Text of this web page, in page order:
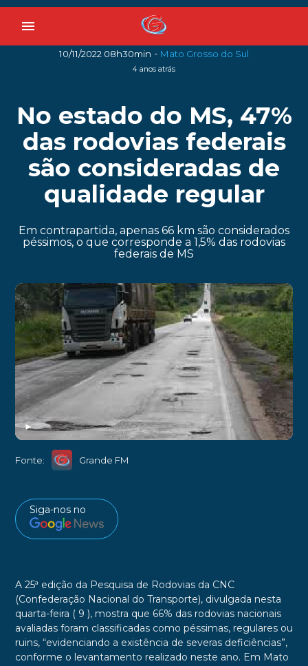
menu
10/11/2022 08h30min - Mato Grosso do Sul
4 anos atrás
No estado do MS, 47%
das rodovias federais
são consideradas de
qualidade regular
Em contrapartida, apenas 66 km são considerados
péssimos, o que corresponde a 1,5% das rodovias
federais de MS
►
Fonte: Grande FM
Siga-nos no
A 25ª edição da Pesquisa de Rodovias da CNC
(Confederação Nacional do Transporte), divulgada nesta
quarta-feira ( 9 ), mostra que 66% das rodovias nacionais
avaliadas foram classificadas como péssimas, regulares ou
ruins, “evidenciando a existência de severas deficiências”,
conforme o levantamento realizado neste ano. Em Mato